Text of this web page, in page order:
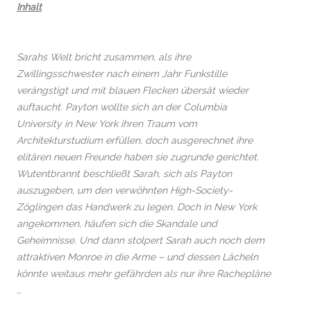
Inhalt
Sarahs Welt bricht zusammen, als ihre
Zwillingsschwester nach einem Jahr Funkstille
verängstigt und mit blauen Flecken übersät wieder
auftaucht. Payton wollte sich an der Columbia
University in New York ihren Traum vom
Architekturstudium erfüllen, doch ausgerechnet ihre
elitären neuen Freunde haben sie zugrunde gerichtet.
Wutentbrannt beschließt Sarah, sich als Payton
auszugeben, um den verwöhnten High-Society-
Zöglingen das Handwerk zu legen. Doch in New York
angekommen, häufen sich die Skandale und
Geheimnisse. Und dann stolpert Sarah auch noch dem
attraktiven Monroe in die Arme – und dessen Lächeln
könnte weitaus mehr gefährden als nur ihre Rachepläne
…